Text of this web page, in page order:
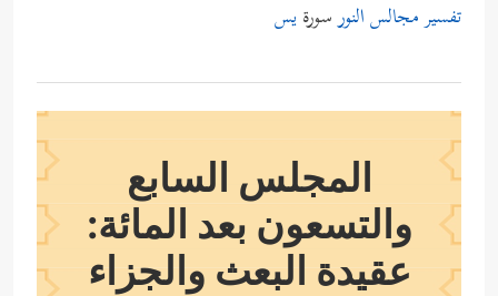
تفسير مجالس النورسورةيس
المجلس السابع
والتسعون بعد المائة:
عقيدة البعث والجزاء